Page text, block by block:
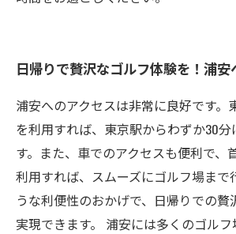
日帰りで贅沢なゴルフ体験を！浦安
浦安へのアクセスは非常に良好です。
を利用すれば、東京駅からわずか30分
す。また、車でのアクセスも便利で、
利用すれば、スムーズにゴルフ場まで
うな利便性のおかげで、日帰りでの贅
実現できます。 浦安には多くのゴルフ